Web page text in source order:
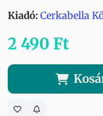
Kiadó: Cerkabella
2 490 Ft